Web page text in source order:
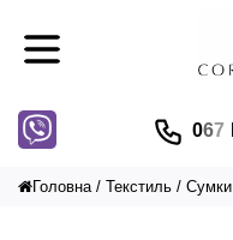
067
Головна Текстиль Сумки